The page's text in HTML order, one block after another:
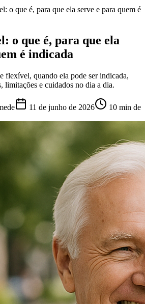
o que é, para que ela serve e para quem é
o que é, para que ela
é indicada
flexível, quando ela pode ser indicada,
limitações e cuidados no dia a dia.
11 de junho de 2026 10 min de